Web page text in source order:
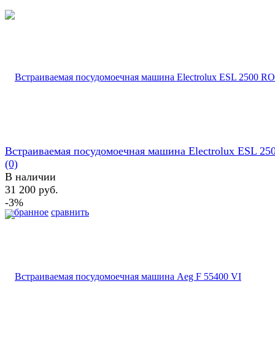
избранное сравнить
Встраиваемая посудомоечная машина Electrolux ESL
(0)
В наличии
31 200 руб.
-3%